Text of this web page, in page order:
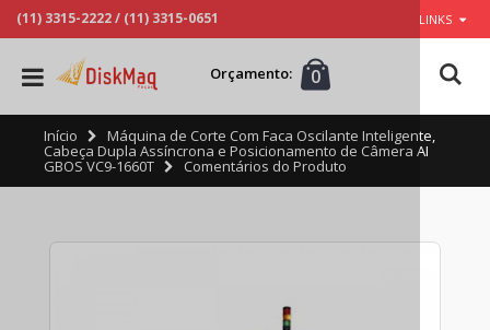
LINKS
(11) 3315-2222/ (11) 3315-0651
0
Orçamento:
Início Máquina de Corte Com Faca Oscilante Inteligente,
Cabeça Dupla Assíncrona e Posicionamento de Câmera AI
GBOS VC9-1660T Comentários do Produto